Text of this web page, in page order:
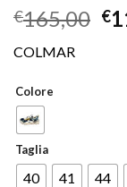
€165,00 €
COLMAR
Colore
Taglia
40 41 44